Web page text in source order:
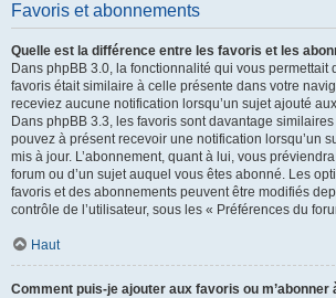
Favoris et abonnements
Quelle est la différence entre les favoris et les
Dans phpBB 3.0, la fonctionnalité qui vous permettait
favoris était similaire à celle présente dans votre
receviez aucune notification lorsqu’un sujet ajouté
Dans phpBB 3.3, les favoris sont davantage
pouvez à présent recevoir une notification lorsqu’un
mis à jour. L’abonnement, quant à lui, vous
forum ou d’un sujet auquel vous êtes abonné. Les
favoris et des abonnements peuvent être modifiés
contrôle de l’utilisateur, sous les « Préférences du
Haut
Comment puis-je ajouter aux favoris ou m’abonner